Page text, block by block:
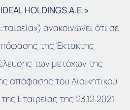
IDEAL HOLDINGS A.E.»
ανακοινώνει ότι σε
της Έκτακτης
των μετόχων της
απόφασης του Διοικητικού
Εταιρείας της 23.12.2021